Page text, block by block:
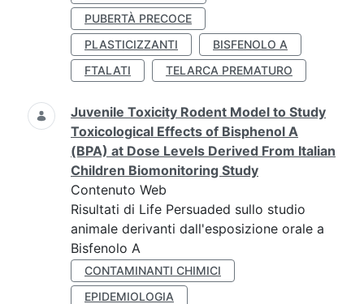
PUBERTÀ PRECOCE
PLASTICIZZANTI
BISFENOLO A
FTALATI
TELARCA PREMATURO
Juvenile Toxicity Rodent Model to Study
Toxicological Effects of Bisphenol A
(BPA) at Dose Levels Derived From Italian
Children Biomonitoring Study
Contenuto Web
Risultati di Life Persuaded sullo studio
animale derivanti dall'esposizione orale a
Bisfenolo A
CONTAMINANTI CHIMICI
EPIDEMIOLOGIA